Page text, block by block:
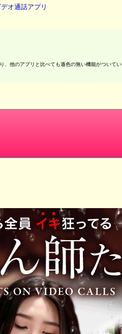
デオ通話アプリ
、他のアプリと比べても遜色の無い機能がついて